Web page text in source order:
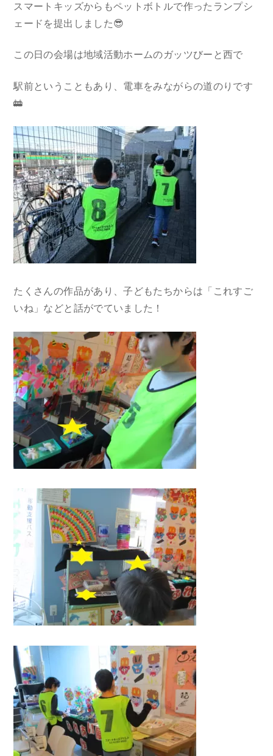
スマートキッズからもペットボトルで作ったランプシ
ェードを提出しました😎
この日の会場は地域活動ホームのガッツびーと西で
駅前ということもあり、電車をみながらの道のりです
🚋
たくさんの作品があり、子どもたちからは「これすご
いね」などと話がでていました！